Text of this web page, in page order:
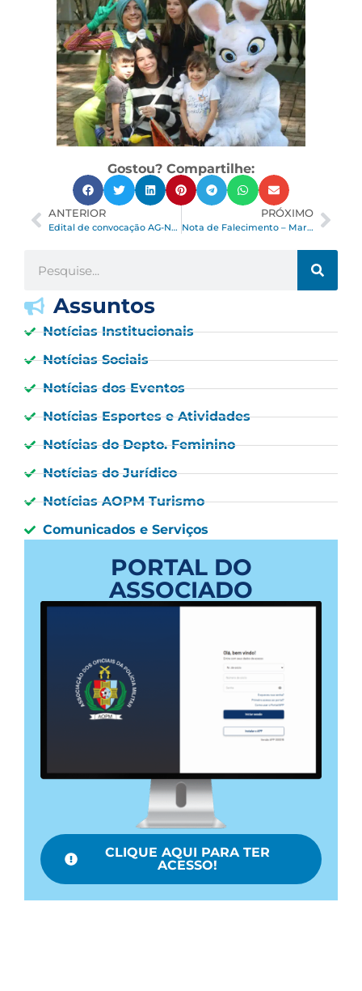
Gostou? Compartilhe:
ANTERIOR
Edital de convocação AG-Nº 001/2025 – Assembleia Geral Ordinária, dia 23 de abril de 2025, quarta-feira, às 18h, no salão Vitória
PRÓXIMO
Nota de Falecimento – Maria Aparecida Agis Martins
Assuntos
Notícias Institucionais
Notícias Sociais
Notícias dos Eventos
Notícias Esportes e Atividades
Notícias do Depto. Feminino
Notícias do Jurídico
Notícias AOPM Turismo
Comunicados e Serviços
PORTAL DO
ASSOCIADO
CLIQUE AQUI PARA TER
ACESSO!